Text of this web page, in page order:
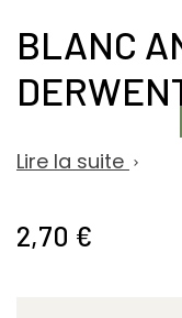
BLANC
Lire la suite 
2,70 €